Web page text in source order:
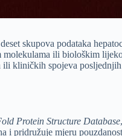
skupova podataka
ili biološkim
kliničkih spojeva
Protein Structure Database
pridružuje mjeru